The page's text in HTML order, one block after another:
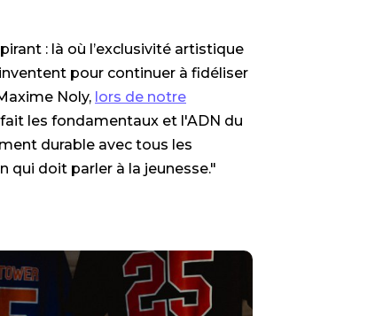
: là où l’exclusivité artistique
pour continuer à fidéliser
Noly, lors de notre
les fondamentaux et l'ADN du
durable avec tous les
doit parler à la jeunesse."